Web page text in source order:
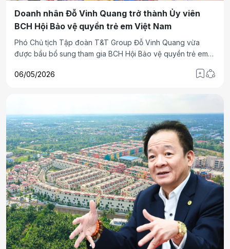
Doanh nhân Đỗ Vinh Quang trở thành Ủy viên
BCH Hội Bảo vệ quyền trẻ em Việt Nam
Phó Chủ tịch Tập đoàn T&T Group Đỗ Vinh Quang vừa
được bầu bổ sung tham gia BCH Hội Bảo vệ quyền trẻ em
nhân, doanh nghiệp trong các hoạt động vì trẻ em.
06/05/2026